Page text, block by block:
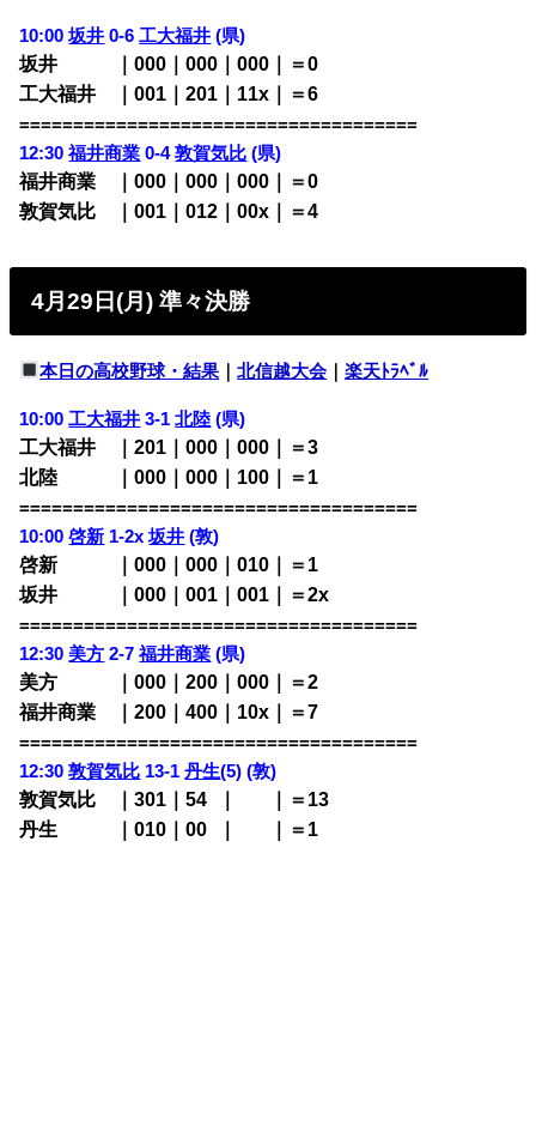
10:00坂井 0-6工大福井 (県)
坂井 ｜000｜000｜000｜＝0
工大福井 ｜001｜201｜11x｜＝6
=====================================
12:30福井商業 0-4敦賀気比 (県)
福井商業 ｜000｜000｜000｜＝0
敦賀気比 ｜001｜012｜00x｜＝4
4月29日(月) 準々決勝
本日の高校野球・結果 ｜北信越大会 ｜楽天ﾄﾗﾍﾞﾙ
10:00工大福井 3-1北陸 (県)
工大福井 ｜201｜000｜000｜＝3
北陸 ｜000｜000｜100｜＝1
=====================================
10:00啓新 1-2x 坂井 (敦)
啓新 ｜000｜000｜010｜＝1
坂井 ｜000｜001｜001｜＝2x
=====================================
12:30美方 2-7 福井商業 (県)
美方 ｜000｜200｜000｜＝2
福井商業 ｜200｜400｜10x｜＝7
=====================================
12:30敦賀気比 13-1 丹生(5) (敦)
敦賀気比 ｜301｜54
｜＝13
丹生 ｜010｜00
｜＝1